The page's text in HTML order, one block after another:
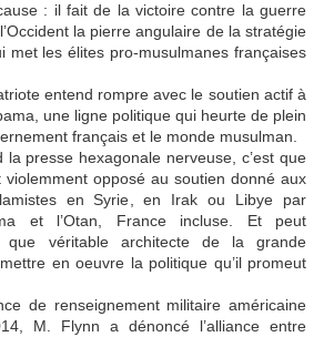
: il fait de la victoire contre la guerre
la pierre angulaire de la stratégie
met les élites pro-musulmanes françaises
entend rompre avec le soutien actif à
une ligne politique qui heurte de plein
français et le monde musulman.
presse hexagonale nerveuse, c’est que
violemment opposé au soutien donné aux
en Syrie, en Irak ou Libye par
et l’Otan, France incluse. Et peut
que véritable architecte de la grande
en oeuvre la politique qu’il promeut
de renseignement militaire américaine
M. Flynn a dénoncé l’alliance entre